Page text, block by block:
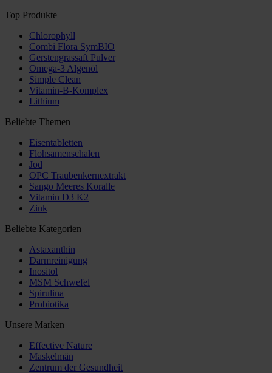
Top Produkte
Chlorophyll
Combi Flora SymBIO
Gerstengrassaft Pulver
Omega-3 Algenöl
Simple Clean
Vitamin-B-Komplex
Lithium
Beliebte Themen
Eisentabletten
Flohsamenschalen
Jod
OPC Traubenkernextrakt
Sango Meeres Koralle
Vitamin D3 K2
Zink
Beliebte Kategorien
Astaxanthin
Darmreinigung
Inositol
MSM Schwefel
Spirulina
Probiotika
Unsere Marken
Effective Nature
Maskelmän
Zentrum der Gesundheit